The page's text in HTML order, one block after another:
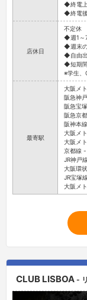
◆終電
◆終電
店休日
不定休
◆週1～
◆週末
◆自由
◆短期
※学生、
最寄駅
大阪メ
阪急神
阪急宝
阪急京
阪神本
大阪メ
大阪メ
京都線
JR神戸
大阪環
JR宝塚
大阪メ
CLUB LISBOA -